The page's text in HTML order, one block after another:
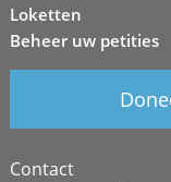
Loketten
Beheer uw petities
Contact